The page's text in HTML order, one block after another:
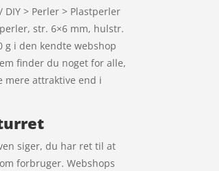
> Perler > Plastperler
str. 6×6 mm, hulstr.
g i den kendte webshop
finder du noget for alle,
mere attraktive end i
siger, du har ret til at
forbruger. Webshops